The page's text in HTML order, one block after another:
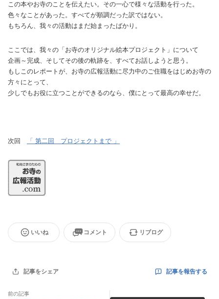
この本やお寺のことを伝えたい。その一心で様々な活動を行った。
色々なことがあった。すべてが順調だった訳ではない。
もちろん、我々の活動はまだ始まったばかり。
ここでは、我々の「お寺のオリジナル絵本プロジェクト」について
企画～完成、そしてその後の軌跡を、すべてお話しようと思う。
もしこのレポートが、お寺の広報活動に尽力中のご住職をはじめお寺の
方々にとって、
少しでもお役に立つことができるのなら、僕にとって最高の幸せだ。
次回 「 第二回 プロジェクトまで 」
いいね コメント リブログ
記事をシェア 記事を報告する
前の記事